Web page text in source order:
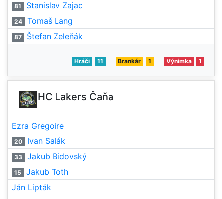
81 Stanislav Zajac
24 Tomaš Lang
87 Štefan Zeleňák
Hráči 11 Brankár 1 Výnimka 1
HC Lakers Čaňa
Ezra Gregoire
20 Ivan Salák
33 Jakub Bidovský
15
Jakub Toth
Ján Lipták